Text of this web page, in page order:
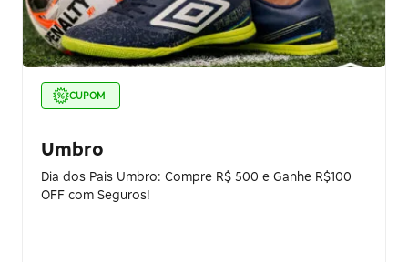
CUPOM
Umbro
Dia dos Pais Umbro: Compre R$ 500 e Ganhe R$100
OFF com Seguros!